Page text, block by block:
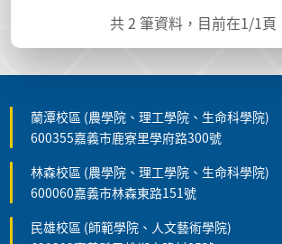
共2 筆資料，目前在1/1頁
蘭潭校區 (農學院、理工學院、生命科學院)
600355嘉義市鹿寮里學府路300號
林森校區 (農學院、理工學院、生命科學院)
600060嘉義市林森東路151號
民雄校區 (師範學院、人文藝術學院)